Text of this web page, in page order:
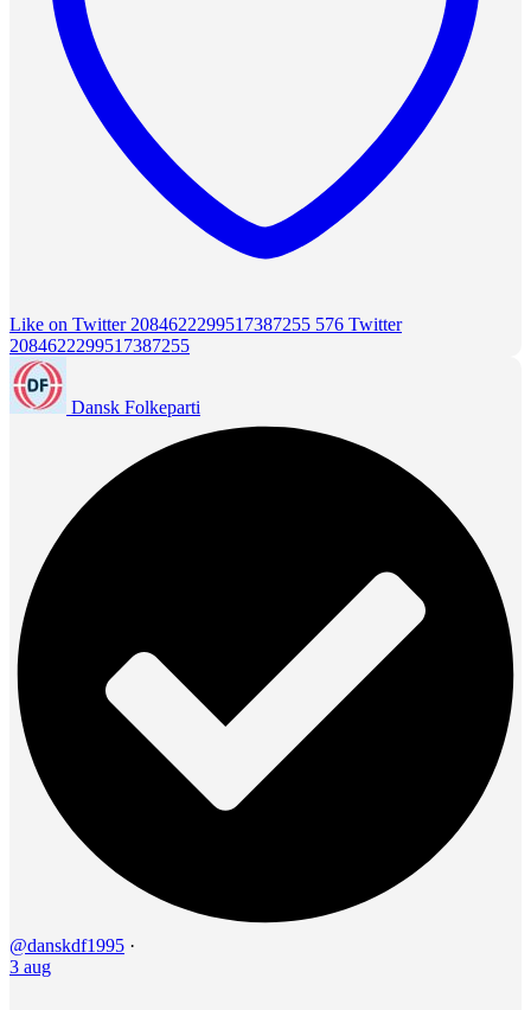
Like on Twitter 2084622299517387255 576 Twitter
2084622299517387255
Dansk Folkeparti
@danskdf1995 ·
3 aug